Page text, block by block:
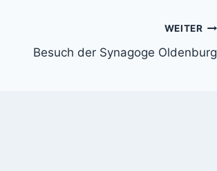
WEITER
Besuch der Synagoge Oldenburg